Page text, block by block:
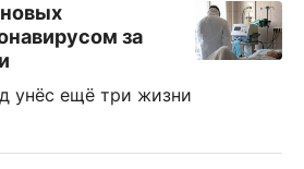
за
унёс ещё три жизни